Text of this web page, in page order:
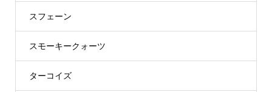
スフェーン
スモーキークォーツ
ターコイズ